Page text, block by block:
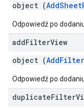
object (
Odpowiedź po
addFilterView
object (
Odpowiedź po
duplicateFilter